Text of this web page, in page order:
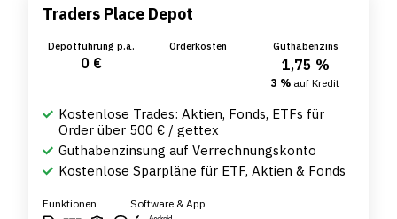
Traders Place Depot
Depotführung p.a.
0 €
Orderkosten Guthabenzins
1,75 %
3 % auf Kredit
Kostenlose Trades: Aktien, Fonds, ETFs für
Order über 500 € / gettex
Guthabenzinsung auf Verrechnungskonto
Kostenlose Sparpläne für ETF, Aktien & Fonds
Funktionen Software & App